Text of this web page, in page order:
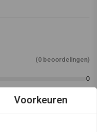
(0 beoordelingen)
0
0
Voorkeuren